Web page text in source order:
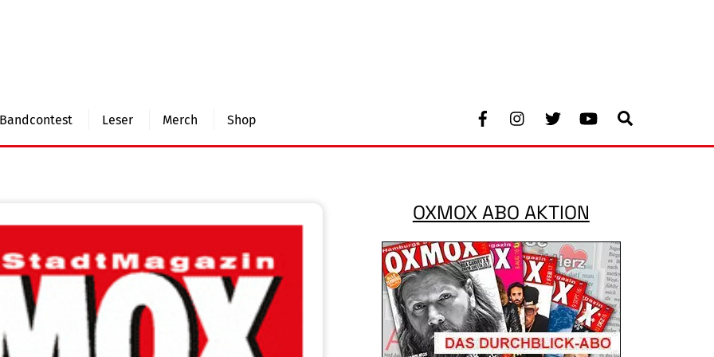
Facebook Youtube
Bandcontest Leser Merch Shop
OXMOX ABO AKTION